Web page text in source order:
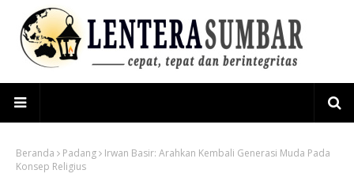
Beranda Padang
Irwan Basir: Arahkan Kembali Generasi Muda Pada
Konsep Religius